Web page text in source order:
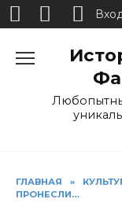
ГЛАВНАЯ »
ПРОНЕСЛИ…